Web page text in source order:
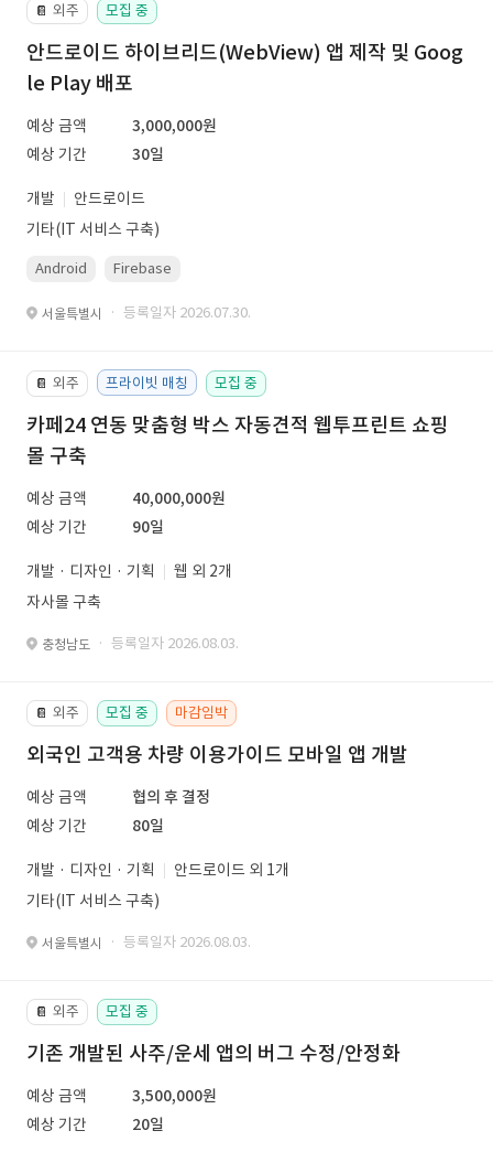
📔 외주 모집 중
안드로이드 하이브리드(WebView) 앱 제작 및 Goog
le Play 배포
예상 금액
3,000,000원
예상 기간
30일
개발
안드로이드
기타(IT 서비스 구축)
Android Firebase
서울특별시 · 등록일자 2026.07.30.
📔 외주 프라이빗 매칭 모집 중
카페24 연동 맞춤형 박스 자동견적 웹투프린트 쇼핑
몰 구축
예상 금액
40,000,000원
예상 기간
90일
개발 · 디자인 · 기획
웹 외 2개
자사몰 구축
충청남도 · 등록일자 2026.08.03.
📔 외주 모집 중 마감임박
외국인 고객용 차량 이용가이드 모바일 앱 개발
예상 금액
협의 후 결정
예상 기간
80일
개발 · 디자인 · 기획
안드로이드 외 1개
기타(IT 서비스 구축)
서울특별시 · 등록일자 2026.08.03.
📔 외주 모집 중
기존 개발된 사주/운세 앱의 버그 수정/안정화
예상 금액
3,500,000원
예상 기간
20일